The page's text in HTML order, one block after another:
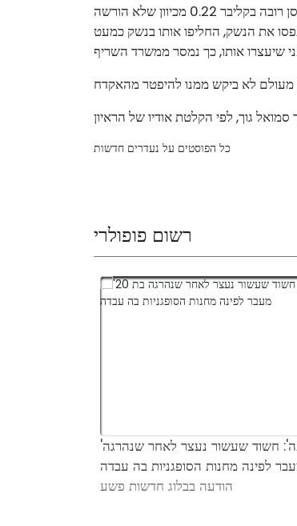
אחד מחבריו של מארק גוץ' אמר לרשויות שמארק גוץ' ביקש ממנו לאחסן רובה בקליבר 0.22 מכיוון שלא הורשה
תפסו את הנשק, החליפו אותו בנשק כמעט
כל הפוסטים על נעדרים חדשות
רשום פופולרי
'הוא מפלצת רעה': חשוד שעשור נעצר לאחר שנהרגה
הודעה בבלוג חדשות פשע